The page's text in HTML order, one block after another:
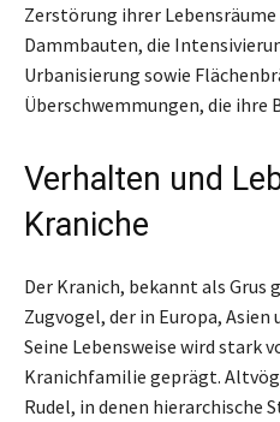
Zerstörung ihrer
Dammbauten, die
Urbanisierung sowie
Überschwemmungen, die ihre
Verhalten und
Kraniche
Der Kranich, bekannt als Grus
Zugvogel, der in Europa,
Seine Lebensweise wird stark
Kranichfamilie geprägt.
Rudel, in denen hierarchische